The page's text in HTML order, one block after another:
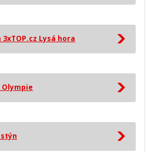
Lysá hora
Olympie